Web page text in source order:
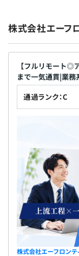
●未経験の方の入
入社→テキスト
件にてOJT研修
★カリキュラム例
1.テキストによる
Java基礎、DB基
ネスマナー研修、
2.開発演習（Java）
・要件に沿った
・開発環境の整
グイン含））
・課題/TODO管理
・設計書作成/レ
・コーディング/
・単体・結合・総
関東ITソフトウェ
社会保険完備（
保険）
3カ月(試験控除あ
自己啓発扱い)
アプリケーション開発 ■インフラ導
ングサポート
ーバの導入設定・チュー
Web Services）導
ージ販売 パッケ
株式会社エーフ
【フルリモート◎
まで一気通貫|業
通過ランク：C
株式会社エーフロンテ